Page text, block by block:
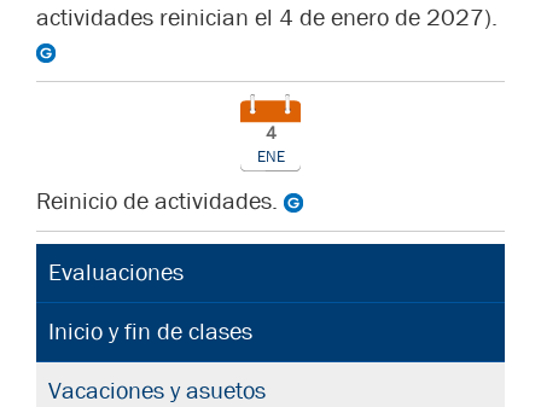
actividades reinician el 4 de enero de 2027).
4
ENE
Reinicio de actividades.
Evaluaciones
Inicio y fin de clases
Vacaciones y asuetos